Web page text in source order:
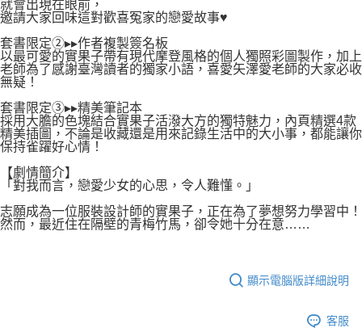
就會出現在眼前，
邀請大家回味這對歡喜冤家的戀愛故事♥
套書限定②▸▸作者複製簽名板
以最可愛的實果子帶有現代摩登風格的個人獨照彩圖製作，加上
老師為了感謝臺灣讀者的獨家小語，喜愛矢澤愛老師的大家必收
無疑！
套書限定③▸▸精美筆記本
採用大膽的色塊結合實果子活潑大方的獨特魅力，內頁精選4款
精美插圖，不論是收藏還是用來記錄生活中的大小事，都能讓你
保持雀躍好心情！
【劇情簡介】
「對我而言，戀愛少女的心思，令人難懂。」
志願成為一位服裝設計師的實果子，正在為了夢想努力學習中！
然而，最近住在隔壁的青梅竹馬，卻令她十分在意……
顯示電腦版詳細說明
客服